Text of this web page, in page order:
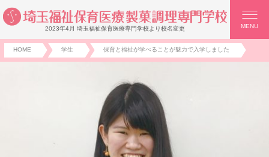
2023年4月 埼玉福祉保育医療専門学校より校名変更 MENU
HOME 学生 保育と福祉が学べることが魅力で入学しました